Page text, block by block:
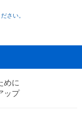
さい。
めに
ップ